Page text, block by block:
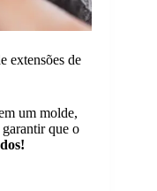
extensões de
um molde,
garantir que o